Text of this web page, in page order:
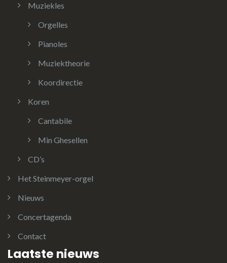
Muziekles
Orgelles
Pianoles
Muziektheorie
Koordirectie
Koren
Cantabile
Min Ghesellen
CD’s
Het Steinmeyer-orgel
Nieuws
Concertagenda
Contact
Laatste nieuws